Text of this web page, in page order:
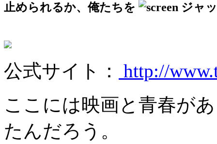
止められるか、俺たちを
公式サイト：
http://
ここには映画と青春が
たんだろう。